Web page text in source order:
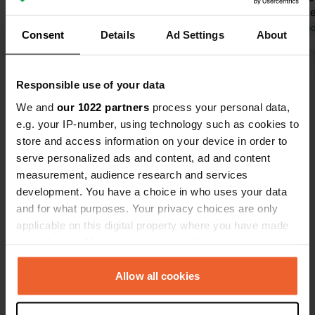
Consent Details Ad Settings About
Responsible use of your data
We and our 1022 partners process your personal data,
e.g. your IP-number, using technology such as cookies to
store and access information on your device in order to
serve personalized ads and content, ad and content
measurement, audience research and services
development. You have a choice in who uses your data
and for what purposes. Your privacy choices are only
applicable on this digital property where you have made
any time from the Cookie Declaration or by clicking on
the Privacy trigger icon.Allow all cookies
avec l'électricité !
auvent et
dormi
Traduit par
Es-tu déjà venu ici ?
Contact
Emplacement
Avenida António Marques 202
3525-201, Nelas, Portugal